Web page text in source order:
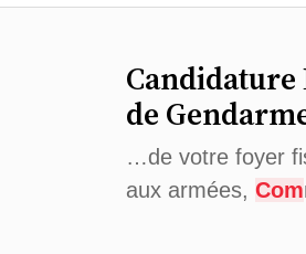
Candidature
de
…de votre foyer
aux armées, Com